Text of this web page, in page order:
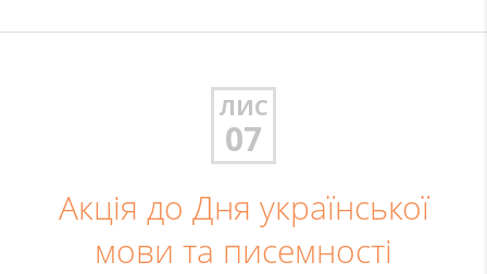
ЛИС
07
Акція до Дня української
мови та писемності